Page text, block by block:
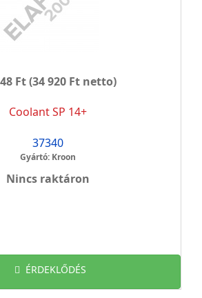
Ft(34 920 Ft netto)
Coolant SP 14+
37340
Gyártó: Kroon
Nincs raktáron
ÉRDEKLŐDÉS